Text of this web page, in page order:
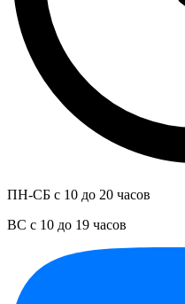
ПН-СБ с 10 до 20 часов
ВС с 10 до 19 часов